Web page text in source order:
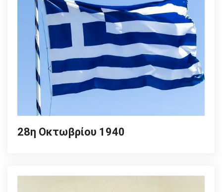
28η Οκτωβρίου 1940